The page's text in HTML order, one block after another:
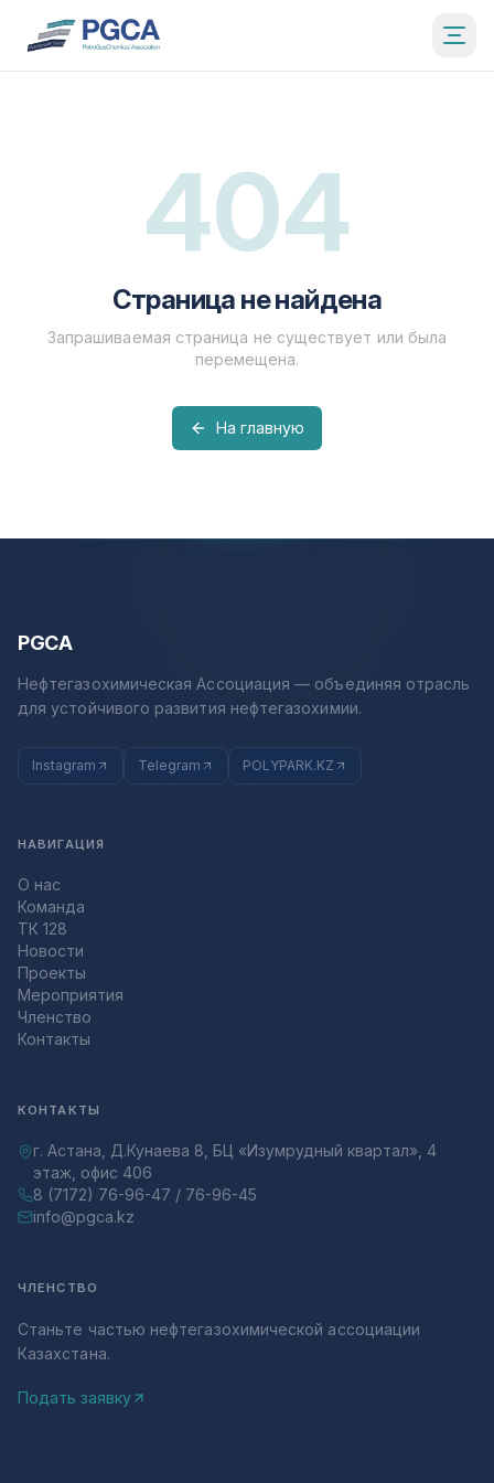
404
Страница не найдена
Запрашиваемая страница не существует или была
перемещена.
На главную
PGCA
Нефтегазохимическая Ассоциация — объединяя отрасль
для устойчивого развития нефтегазохимии.
Instagram Telegram POLYPARK.KZ
НАВИГАЦИЯ
О нас
Команда
ТК 128
Новости
Проекты
Мероприятия
Членство
Контакты
КОНТАКТЫ
г. Астана, Д.Кунаева 8, БЦ «Изумрудный квартал», 4
этаж, офис 406
8 (7172) 76-96-47 / 76-96-45
info@pgca.kz
ЧЛЕНСТВО
Станьте частью нефтегазохимической ассоциации
Казахстана.
Подать заявку